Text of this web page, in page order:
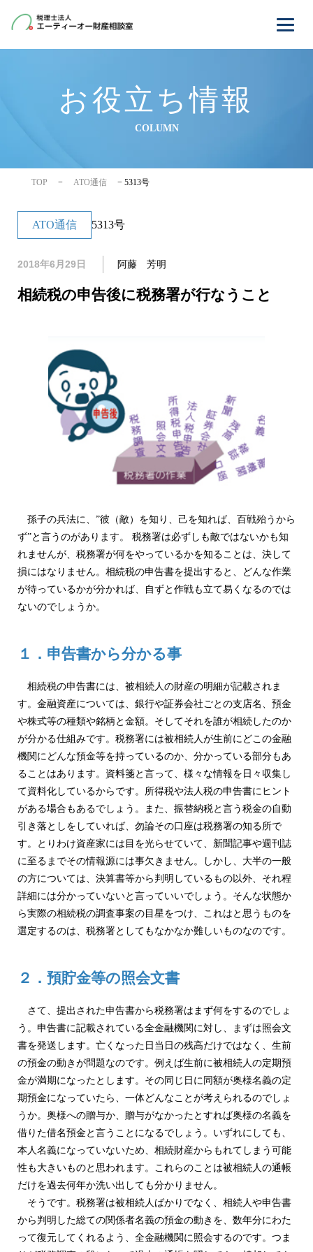
お役立ち情報
COLUMN
TOP − ATO通信 − 5313号
ATO通信 5313号
2018年6月29日 阿藤 芳明
相続税の申告後に税務署が行なうこと
孫子の兵法に、”彼（敵）を知り、己を知れば、百戦殆うから
ず”と言うのがあります。 税務署は必ずしも敵ではないかも知
れませんが、税務署が何をやっているかを知ることは、決して
損にはなりません。相続税の申告書を提出すると、どんな作業
が待っているかが分かれば、自ずと作戦も立て易くなるのでは
ないのでしょうか。
１．申告書から分かる事
相続税の申告書には、被相続人の財産の明細が記載されま
す。金融資産については、銀行や証券会社ごとの支店名、預金
や株式等の種類や銘柄と金額。そしてそれを誰が相続したのか
が分かる仕組みです。税務署には被相続人が生前にどこの金融
機関にどんな預金等を持っているのか、分かっている部分もあ
ることはあります。資料箋と言って、様々な情報を日々収集し
て資料化しているからです。所得税や法人税の申告書にヒント
がある場合もあるでしょう。また、振替納税と言う税金の自動
引き落としをしていれば、勿論その口座は税務署の知る所で
す。とりわけ資産家には目を光らせていて、新聞記事や週刊誌
に至るまでその情報源には事欠きません。しかし、大半の一般
の方については、決算書等から判明しているもの以外、それ程
詳細には分かっていないと言っていいでしょう。そんな状態か
ら実際の相続税の調査事案の目星をつけ、これはと思うものを
選定するのは、税務署としてもなかなか難しいものなのです。
２．預貯金等の照会文書
さて、提出された申告書から税務署はまず何をするのでしょ
う。申告書に記載されている全金融機関に対し、まずは照会文
書を発送します。亡くなった日当日の残高だけではなく、生前
の預金の動きが問題なのです。例えば生前に被相続人の定期預
金が満期になったとします。その同じ日に同額が奥様名義の定
期預金になっていたら、一体どんなことが考えられるのでしょ
うか。奥様への贈与か、贈与がなかったとすれば奥様の名義を
借りた借名預金と言うことになるでしょう。いずれにしても、
本人名義になっていないため、相続財産からもれてしまう可能
性も大きいものと思われます。これらのことは被相続人の通帳
だけを過去何年か洗い出しても分かりません。
そうです。税務署は被相続人ばかりでなく、相続人や申告書
から判明した総ての関係者名義の預金の動きを、数年分にわた
って復元してくれるよう、全金融機関に照会するのです。つま